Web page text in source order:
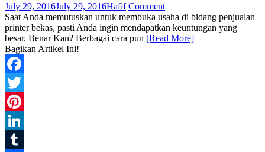
July 29, 2016July 29, 2016Hafif Comment
Saat Anda memutuskan untuk membuka usaha di bidang penjualan
printer bekas, pasti Anda ingin mendapatkan keuntungan yang
besar. Benar Kan? Berbagai cara pun [Read More]
Bagikan Artikel Ini!
Facebook
Twitter
Pinterest
LinkedIn